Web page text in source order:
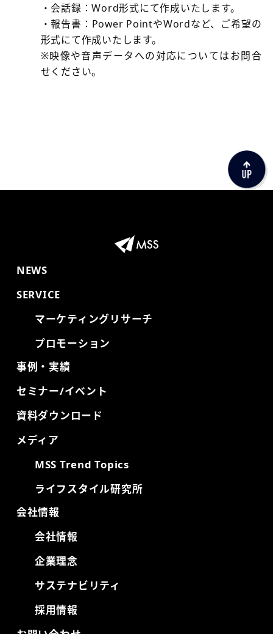
・会話録：Word形式にて作成いたします。
・報告書：Power PointやWordなど、ご希望の
形式にて作成いたします。
※映像や音声データへの対応についてはお問合
せください。
NEWS
SERVICE
マーケティングリサーチ
プロモーション
事例・実績
セミナー/イベント
資料ダウンロード
メディア
MSS Trend Topics
ライフスタイル研究所
会社情報
会社情報
企業理念
サステナビリティ
採用情報